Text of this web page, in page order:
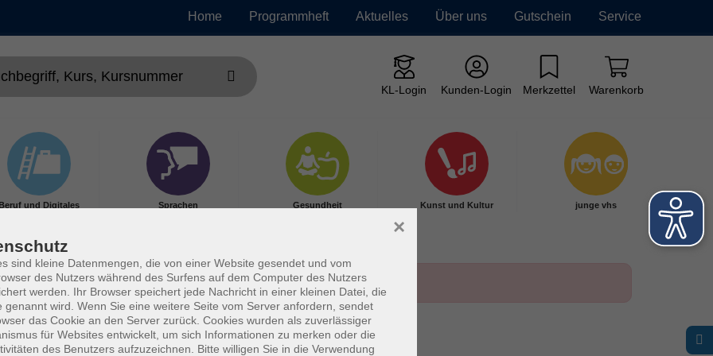
Home Programmheft Aktuelles Über uns Gutschein Service
KL-Login Kunden-Login Merkzettel Warenkorb
Beruf und Digitales Sprachen Gesundheit Kunst und Kultur junge vhs
sind kleine Datenmengen, die von einer Website gesendet und vom
des Nutzers während des Surfens auf dem Computer des Nutzers
werden. Ihr Browser speichert jede Nachricht in einer kleinen Datei, die
genannt wird. Wenn Sie eine weitere Seite vom Server anfordern, sendet
das Cookie an den Server zurück. Cookies wurden als zuverlässiger
für Websites entwickelt, um sich Informationen zu merken oder die
des Benutzers aufzuzeichnen. Bitte willigen Sie in die Verwendung
×